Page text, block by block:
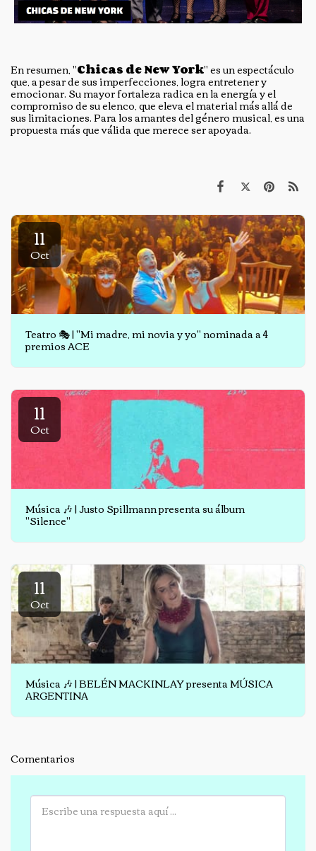
En resumen, "Chicas de New York" es un espectáculo
que, a pesar de sus imperfecciones, logra entretener y
emocionar. Su mayor fortaleza radica en la energía y el
compromiso de su elenco, que eleva el material más allá de
sus limitaciones. Para los amantes del género musical, es una
propuesta más que válida que merece ser apoyada.
11
Oct
Teatro 🎭 | "Mi madre, mi novia y yo" nominada a 4
premios ACE
11
Oct
Música 🎶 | Justo Spillmann presenta su álbum
"Silence"
11
Oct
Música 🎶 | BELÉN MACKINLAY presenta MÚSICA
ARGENTINA
Comentarios